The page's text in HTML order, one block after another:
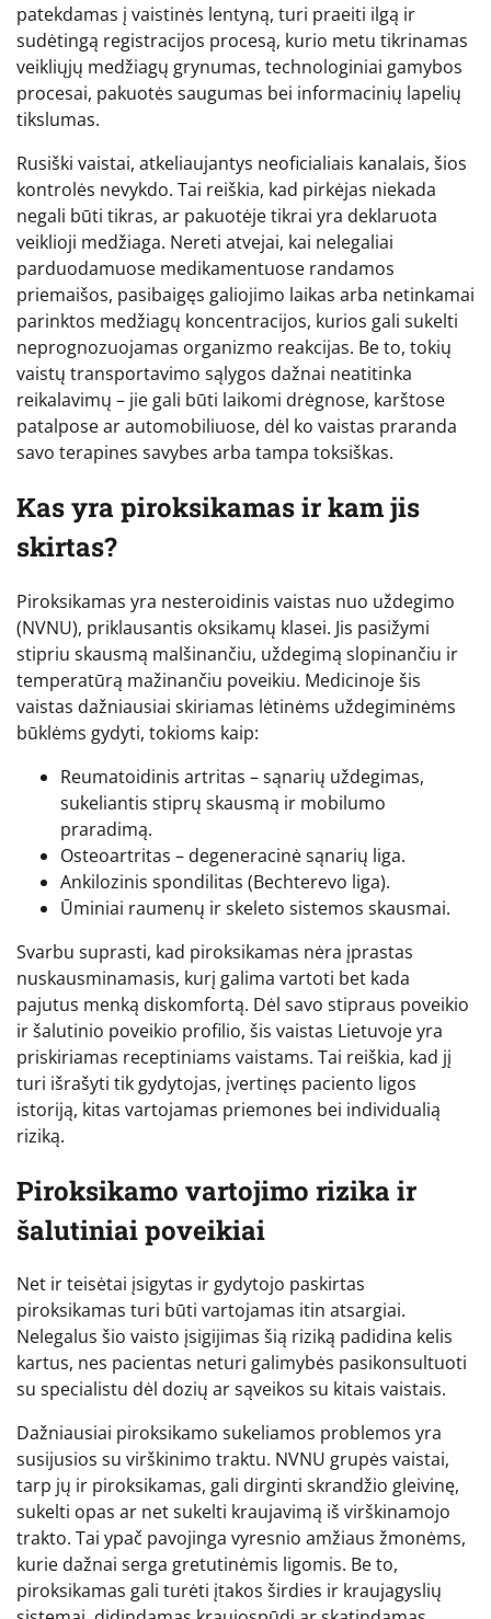
patekdamas į vaistinės lentyną, turi praeiti ilgą ir
sudėtingą registracijos procesą, kurio metu tikrinamas
veikliųjų medžiagų grynumas, technologiniai gamybos
procesai, pakuotės saugumas bei informacinių lapelių
tikslumas.
Rusiški vaistai, atkeliaujantys neoficialiais kanalais, šios
kontrolės nevykdo. Tai reiškia, kad pirkėjas niekada
negali būti tikras, ar pakuotėje tikrai yra deklaruota
veiklioji medžiaga. Nereti atvejai, kai nelegaliai
parduodamuose medikamentuose randamos
priemaišos, pasibaigęs galiojimo laikas arba netinkamai
parinktos medžiagų koncentracijos, kurios gali sukelti
neprognozuojamas organizmo reakcijas. Be to, tokių
vaistų transportavimo sąlygos dažnai neatitinka
reikalavimų – jie gali būti laikomi drėgnose, karštose
patalpose ar automobiliuose, dėl ko vaistas praranda
savo terapines savybes arba tampa toksiškas.
Kas yra piroksikamas ir kam jis
skirtas?
Piroksikamas yra nesteroidinis vaistas nuo uždegimo
(NVNU), priklausantis oksikamų klasei. Jis pasižymi
stipriu skausmą malšinančiu, uždegimą slopinančiu ir
temperatūrą mažinančiu poveikiu. Medicinoje šis
vaistas dažniausiai skiriamas lėtinėms uždegiminėms
būklėms gydyti, tokioms kaip:
Reumatoidinis artritas – sąnarių uždegimas,
sukeliantis stiprų skausmą ir mobilumo
praradimą.
Osteoartritas – degeneracinė sąnarių liga.
Ankilozinis spondilitas (Bechterevo liga).
Ūminiai raumenų ir skeleto sistemos skausmai.
Svarbu suprasti, kad piroksikamas nėra įprastas
nuskausminamasis, kurį galima vartoti bet kada
pajutus menką diskomfortą. Dėl savo stipraus poveikio
ir šalutinio poveikio profilio, šis vaistas Lietuvoje yra
priskiriamas receptiniams vaistams. Tai reiškia, kad jį
turi išrašyti tik gydytojas, įvertinęs paciento ligos
istoriją, kitas vartojamas priemones bei individualią
riziką.
Piroksikamo vartojimo rizika ir
šalutiniai poveikiai
Net ir teisėtai įsigytas ir gydytojo paskirtas
piroksikamas turi būti vartojamas itin atsargiai.
Nelegalus šio vaisto įsigijimas šią riziką padidina kelis
kartus, nes pacientas neturi galimybės pasikonsultuoti
su specialistu dėl dozių ar sąveikos su kitais vaistais.
Dažniausiai piroksikamo sukeliamos problemos yra
susijusios su virškinimo traktu. NVNU grupės vaistai,
tarp jų ir piroksikamas, gali dirginti skrandžio gleivinę,
sukelti opas ar net sukelti kraujavimą iš virškinamojo
trakto. Tai ypač pavojinga vyresnio amžiaus žmonėms,
kurie dažnai serga gretutinėmis ligomis. Be to,
piroksikamas gali turėti įtakos širdies ir kraujagyslių